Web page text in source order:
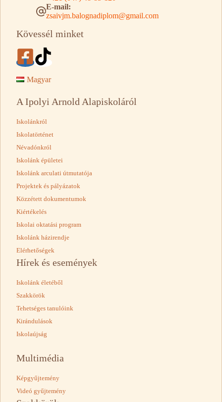
E-mail:
zsaivjm.balognadiplom@gmail.com
Kövessél minket
Magyar
A Ipolyi Arnold Alapiskoláról
Iskolánkról
Iskolatörténet
Névadónkról
Iskolánk épületei
Iskolánk arculati útmutatója
Projektek és pályázatok
Közzétett dokumentumok
Kiértékelés
Iskolai oktatási program
Iskolánk házirendje
Elérhetőségek
Hírek és események
Iskolánk életéből
Szakkörök
Tehetséges tanulóink
Kirándulások
Iskolaújság
Multimédia
Képgyűjtemény
Videó gyűjtemény